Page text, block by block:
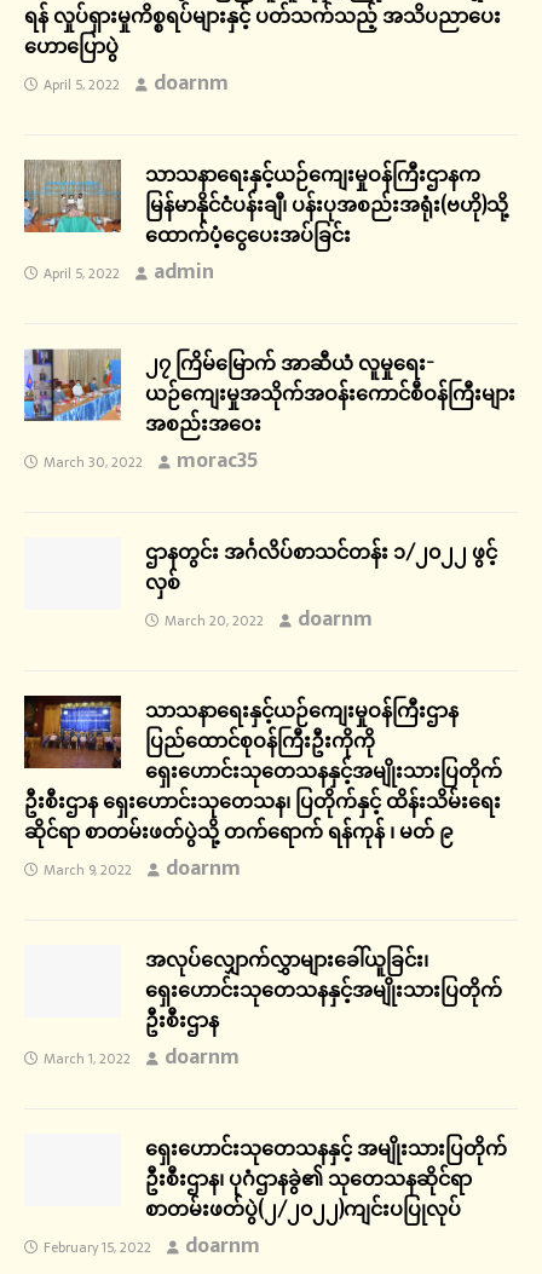
ရန် လှုပ်ရှားမှုကိစ္စရပ်များနှင့် ပတ်သက်သည့် အသိပညာပေး
ဟောပြောပွဲ
April 5, 2022 doarnm
သာသနာရေးနှင့်ယဉ်ကျေးမှုဝန်ကြီးဌာနက
မြန်မာနိုင်ငံပန်းချီ၊ ပန်းပုအစည်းအရုံး(ဗဟို)သို့
ထောက်ပံ့ငွေပေးအပ်ခြင်း
April 5, 2022 admin
၂၇ ကြိမ်မြောက် အာဆီယံ လူမှုရေး-
ယဉ်ကျေးမှုအသိုက်အဝန်းကောင်စီဝန်ကြီးများ
အစည်းအဝေး
March 30, 2022 morac35
ဌာနတွင်း အင်္ဂလိပ်စာသင်တန်း ၁/၂၀၂၂ ဖွင့်
လှစ်
March 20, 2022 doarnm
သာသနာရေးနှင့်ယဉ်ကျေးမှုဝန်ကြီးဌာန
ပြည်ထောင်စုဝန်ကြီးဦးကိုကို
ရှေးဟောင်းသုတေသနနှင့်အမျိုးသားပြတိုက်
ဦးစီးဌာန ရှေးဟောင်းသုတေသန၊ ပြတိုက်နှင့် ထိန်းသိမ်းရေး
ဆိုင်ရာ စာတမ်းဖတ်ပွဲသို့ တက်ရောက် ရန်ကုန် ၊ မတ် ၉
March 9, 2022 doarnm
အလုပ်လျှောက်လွှာများခေါ်ယူခြင်း၊
ရှေးဟောင်းသုတေသနနှင့်အမျိုးသားပြတိုက်
ဦးစီးဌာန
March 1, 2022 doarnm
ရှေးဟောင်းသုတေသနနှင့် အမျိုးသားပြတိုက်
ဦးစီးဌာန၊ ပုဂံဌာနခွဲ၏ သုတေသနဆိုင်ရာ
စာတမ်းဖတ်ပွဲ(၂/၂၀၂၂)ကျင်းပပြုလုပ်
February 15, 2022 doarnm